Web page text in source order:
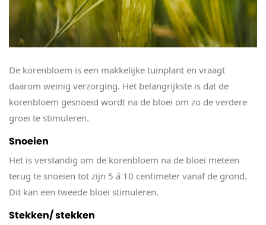
De korenbloem is een makkelijke tuinplant en vraagt
daarom weinig verzorging. Het belangrijkste is dat de
korenbloem gesnoeid wordt na de bloei om zo de verdere
groei te stimuleren.
Snoeien
Het is verstandig om de korenbloem na de bloei meteen
terug te snoeien tot zijn 5 á 10 centimeter vanaf de grond.
Dit kan een tweede bloei stimuleren.
Stekken/ stekken